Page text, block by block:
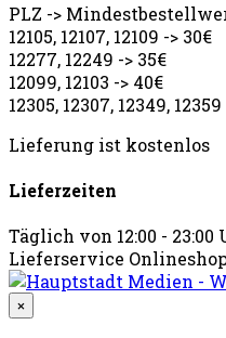
PLZ ->
12105, 12107, 12109 -> 30€
12277, 12249 -> 35€
12099, 12103 -> 40€
12305, 12307, 12349,
Lieferung ist kostenlos
Lieferzeiten
Täglich von 12:00 - 23:00
Lieferservice
×